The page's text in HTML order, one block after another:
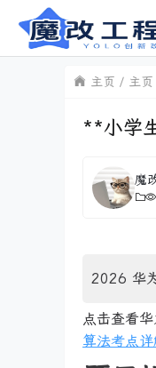
主页 主页
**小学
魔
2026 华
点击查看
算法考点